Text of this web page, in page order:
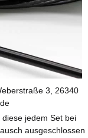
3, 26340
jedem Set bei
ausgeschlossen